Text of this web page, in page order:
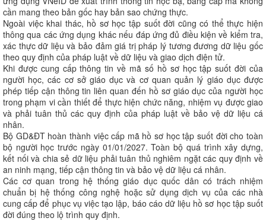
cần mang theo bản gốc hay bản sao chứng thực.
Ngoài việc khai thác, hồ sơ học tập suốt đời cũng có thể thực hiện
thông qua các ứng dụng khác nếu đáp ứng đủ điều kiện về kiểm tra,
xác thực dữ liệu và bảo đảm giá trị pháp lý tương đương dữ liệu gốc
theo quy định của pháp luật về dữ liệu và giao dịch điện tử.
Khi được cung cấp thông tin về mã số hồ sơ học tập suốt đời của
người học, các cơ sở giáo dục và cơ quan quản lý giáo dục được
phép tiếp cận thông tin liên quan đến hồ sơ giáo dục của người học
trong phạm vi cần thiết để thực hiện chức năng, nhiệm vụ được giao
và phải tuân thủ các quy định của pháp luật về bảo vệ dữ liệu cá
nhân.
Bộ GD&ĐT hoàn thành việc cấp mã hồ sơ học tập suốt đời cho toàn
bộ người học trước ngày 01/01/2027. Toàn bộ quá trình xây dựng,
kết nối và chia sẻ dữ liệu phải tuân thủ nghiêm ngặt các quy định về
an ninh mạng, tiếp cận thông tin và bảo vệ dữ liệu cá nhân.
Các cơ quan trong hệ thống giáo dục quốc dân có trách nhiệm
chuẩn bị hệ thống công nghệ hoặc sử dụng dịch vụ của các nhà
cung cấp để phục vụ việc tạo lập, báo cáo dữ liệu hồ sơ học tập suốt
đời đúng theo lộ trình quy định.